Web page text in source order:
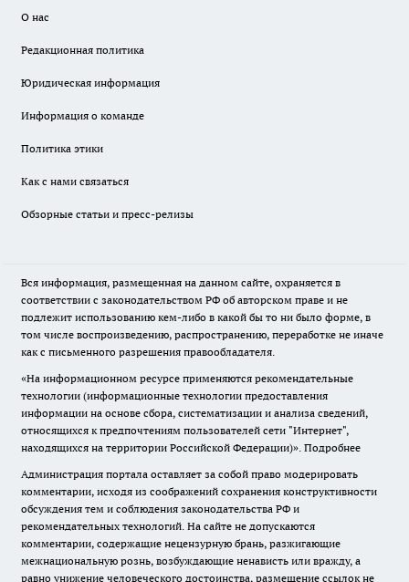
О нас
Редакционная политика
Юридическая информация
Информация о команде
Политика этики
Как с нами связаться
Обзорные статьи и пресс-релизы
Вся информация, размещенная на данном сайте, охраняется в
соответствии с законодательством РФ об авторском праве и не
подлежит использованию кем-либо в какой бы то ни было форме, в
том числе воспроизведению, распространению, переработке не иначе
как с письменного разрешения правообладателя.
«На информационном ресурсе применяются рекомендательные
технологии (информационные технологии предоставления
информации на основе сбора, систематизации и анализа сведений,
относящихся к предпочтениям пользователей сети "Интернет",
находящихся на территории Российской Федерации)». Подробнее
Администрация портала оставляет за собой право модерировать
комментарии, исходя из соображений сохранения конструктивности
обсуждения тем и соблюдения законодательства РФ и
рекомендательных технологий. На сайте не допускаются
комментарии, содержащие нецензурную брань, разжигающие
межнациональную рознь, возбуждающие ненависть или вражду, а
равно унижение человеческого достоинства, размещение ссылок не